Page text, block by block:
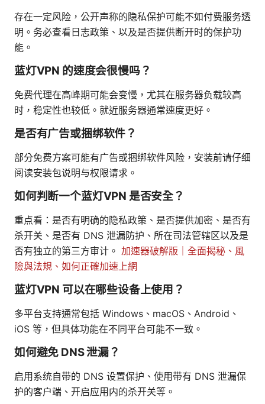
存在一定风险，公开声称的隐私保护可能不如付费服务透
明。务必查看日志政策、以及是否提供断开时的保护功
能。
蓝灯VPN 的速度会很慢吗？
免费代理在高峰期可能会变慢，尤其在服务器负载较高
时，稳定性也较低。就近服务器通常速度更好。
是否有广告或捆绑软件？
部分免费方案可能有广告或捆绑软件风险，安装前请仔细
阅读安装包说明与权限请求。
如何判断一个蓝灯VPN 是否安全？
重点看：是否有明确的隐私政策、是否提供加密、是否有
杀开关、是否有 DNS 泄漏防护、所在司法管辖区以及是
否有独立的第三方审计。 加速器破解版｜全面揭秘、風
險與法規、如何正確加速上網
蓝灯VPN 可以在哪些设备上使用？
多平台支持通常包括 Windows、macOS、Android、
iOS 等，但具体功能在不同平台可能不一致。
如何避免 DNS 泄漏？
启用系统自带的 DNS 设置保护、使用带有 DNS 泄漏保
护的客户端、开启应用内的杀开关等。